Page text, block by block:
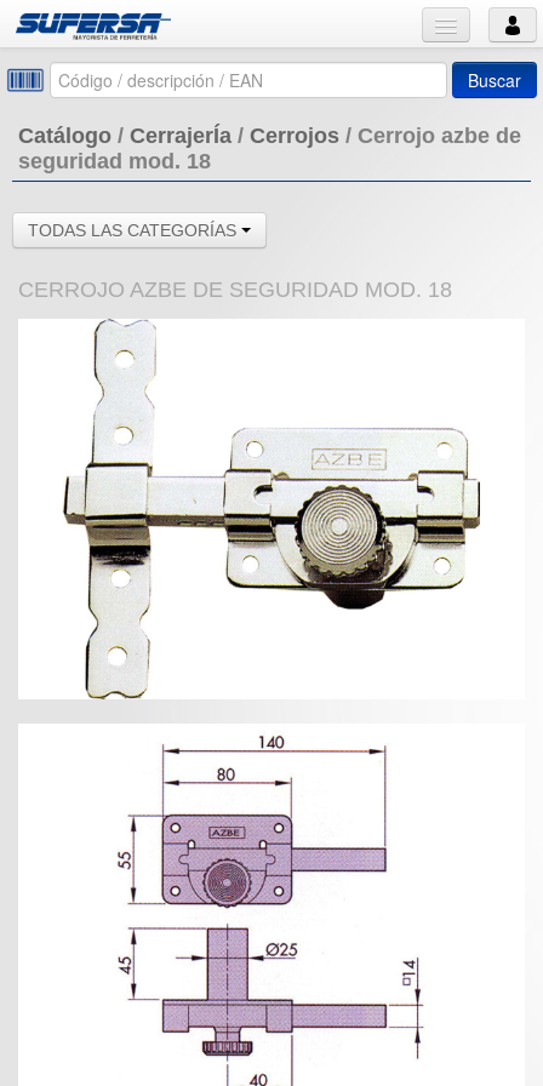
Buscar
Catálogo / CerrajerÍa / Cerrojos / Cerrojo azbe de
seguridad mod. 18
TODAS LAS CATEGORÍAS
CERROJO AZBE DE SEGURIDAD MOD. 18